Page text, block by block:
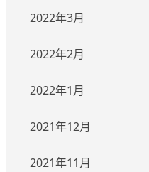
2022年3月
2022年2月
2022年1月
2021年12月
2021年11月